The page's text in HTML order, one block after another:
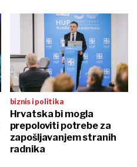
biznis i politika
Hrvatska bi mogla
prepoloviti potrebe za
zapošljavanjem stranih
radnika